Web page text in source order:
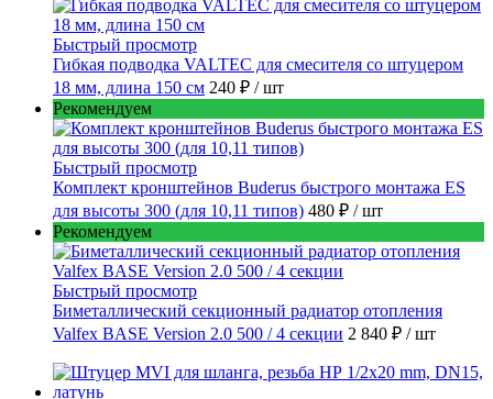
Быстрый просмотр
Гибкая подводка VALTEC для смесителя со штуцером
18 мм, длина 150 см 240 ₽ / шт
Рекомендуем
Быстрый просмотр
Комплект кронштейнов Buderus быстрого монтажа ES
для высоты 300 (для 10,11 типов) 480 ₽ / шт
Рекомендуем
Быстрый просмотр
Биметаллический секционный радиатор отопления
Valfex BASE Version 2.0 500 / 4 секции 2 840 ₽ / шт